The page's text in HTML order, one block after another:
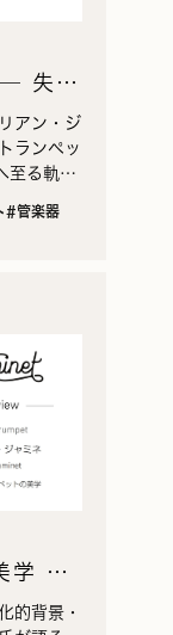
─ 失わ
復
アン・ジ
ランペッ
至る軌跡
。
#管楽器
学 ─
語る
的背景・